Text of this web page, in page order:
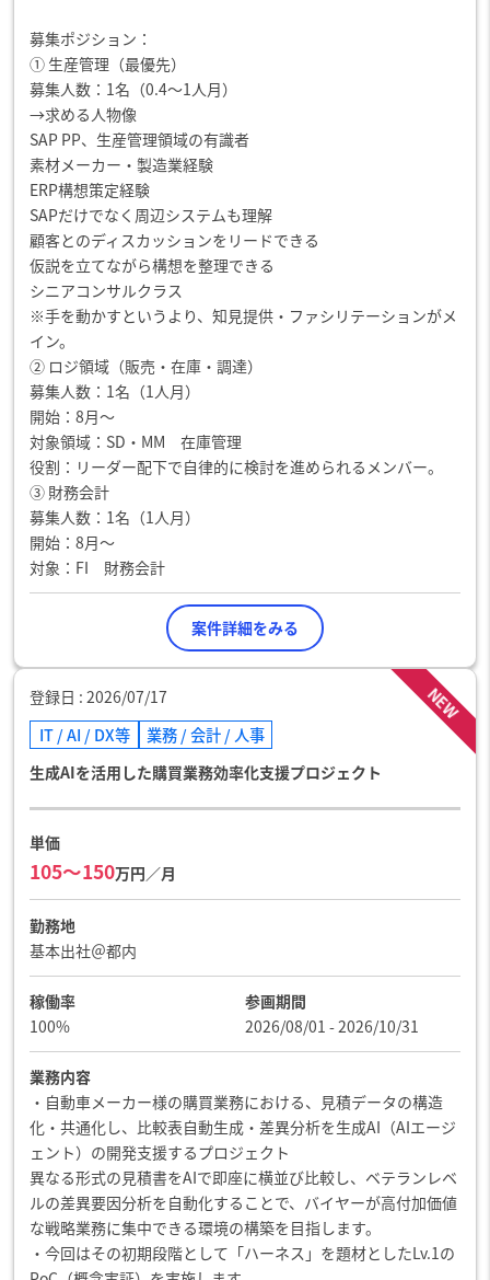
募集ポジション：
① 生産管理（最優先）
募集人数：1名（0.4～1人月）
→求める人物像
SAP PP、生産管理領域の有識者
素材メーカー・製造業経験
ERP構想策定経験
SAPだけでなく周辺システムも理解
顧客とのディスカッションをリードできる
仮説を立てながら構想を整理できる
シニアコンサルクラス
※手を動かすというより、知見提供・ファシリテーションがメ
イン。
② ロジ領域（販売・在庫・調達）
募集人数：1名（1人月）
開始：8月～
対象領域：SD・MM 在庫管理
役割：リーダー配下で自律的に検討を進められるメンバー。
③ 財務会計
募集人数：1名（1人月）
開始：8月～
対象：FI 財務会計
案件詳細をみる
NEW
登録日 2026/07/17
IT / AI / DX等 業務 / 会計 / 人事
生成AIを活用した購買業務効率化支援プロジェクト
単価
105〜150万円／月
勤務地
基本出社＠都内
稼働率
100%
参画期間
2026/08/01 - 2026/10/31
業務内容
・自動車メーカー様の購買業務における、見積データの構造
化・共通化し、比較表自動生成・差異分析を生成AI（AIエージ
ェント）の開発支援するプロジェクト
異なる形式の見積書をAIで即座に横並び比較し、ベテランレベ
ルの差異要因分析を自動化することで、バイヤーが高付加価値
な戦略業務に集中できる環境の構築を目指します。
・今回はその初期段階として「ハーネス」を題材としたLv.1の